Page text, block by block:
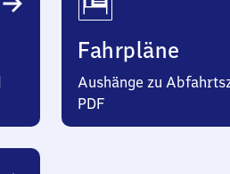
Fahrpläne
Aushänge zu
PDF